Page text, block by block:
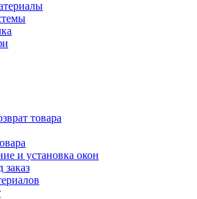
товара
и установка окон
заказ